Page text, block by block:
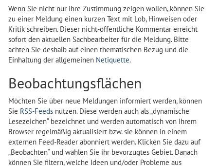
Wenn Sie nicht nur ihre Zustimmung zeigen wollen, können Sie
zu einer Meldung einen kurzen Text mit Lob, Hinweisen oder
Kritik schreiben. Dieser nicht-öffentliche Kommentar erreicht
sofort den aktuellen Sachbearbeiter für die Meldung. Bitte
achten Sie deshalb auf einen thematischen Bezug und die
Einhaltung der allgemeinen Netiquette.
Beobachtungsflächen
Möchten Sie über neue Meldungen informiert werden, können
Sie RSS-Feeds nutzen. Diese werden auch als „dynamische
Lesezeichen“ bezeichnet und werden automatisch von Ihrem
Browser regelmäßig aktualisiert bzw. sie können in einem
externen Feed-Reader abonniert werden. Klicken Sie dazu auf
„Beobachten“ und wählen Sie ihr bevorzugtes Gebiet. Danach
können Sie filtern, welche Ideen und/oder Probleme aus